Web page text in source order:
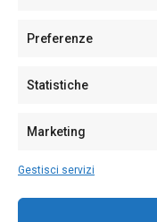
Preferenze
Statistiche
Marketing
Gestisci servizi
Sede:Via Cristoforo
Partita IVA02270380922
128/2020 del 10/02/2020
Per la Pubblicità: